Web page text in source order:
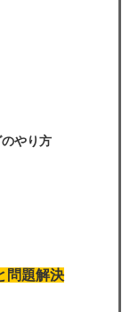
やり方
問題解決